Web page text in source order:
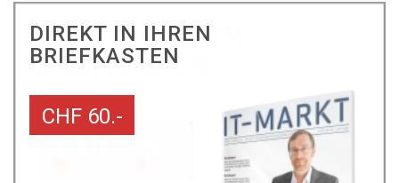
DIREKT IN IHREN
BRIEFKASTEN
CHF 60.-